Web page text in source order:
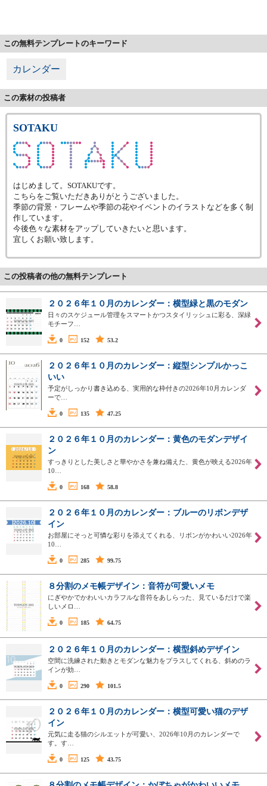
この無料テンプレートのキーワード
カレンダー
この素材の投稿者
SOTAKU
はじめまして。SOTAKUです。
こちらをご覧いただきありがとうございました。
季節の背景・フレームや季節の花やイベントのイラストなどを多く制
作しています。
今後色々な素材をアップしていきたいと思います。
宜しくお願い致します。
この投稿者の他の無料テンプレート
２０２６年１０月のカレンダー：横型緑と黒のモダン
日々のスケジュール管理をスマートかつスタイリッシュに彩る、深緑
モチーフ…
0 152 53.2
２０２６年１０月のカレンダー：縦型シンプルかっこ
いい
予定がしっかり書き込める、実用的な枠付きの2026年10月カレンダ
ーで…
0 135 47.25
２０２６年１０月のカレンダー：黄色のモダンデザイ
ン
すっきりとした美しさと華やかさを兼ね備えた、黄色が映える2026年
10…
0 168 58.8
２０２６年１０月のカレンダー：ブルーのリボンデザ
イン
お部屋にそっと可憐な彩りを添えてくれる、リボンがかわいい2026年
10…
0 285 99.75
８分割のメモ帳デザイン：音符が可愛いメモ
にぎやかでかわいいカラフルな音符をあしらった、見ているだけで楽
しいメロ…
0 185 64.75
２０２６年１０月のカレンダー：横型斜めデザイン
空間に洗練された動きとモダンな魅力をプラスしてくれる、斜めのラ
インが効…
0 290 101.5
２０２６年１０月のカレンダー：横型可愛い猫のデザ
イン
元気に走る猫のシルエットが可愛い、2026年10月のカレンダーで
す。す…
0 125 43.75